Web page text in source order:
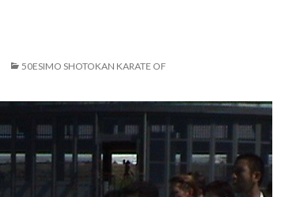
50ESIMO SHOTOKAN KARATE OF